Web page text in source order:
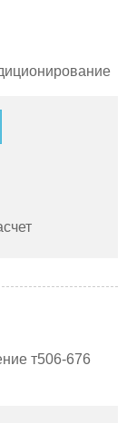
т506-676